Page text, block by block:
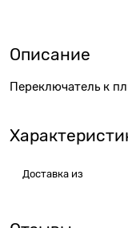
Описание
Переключатель к
Доставка из